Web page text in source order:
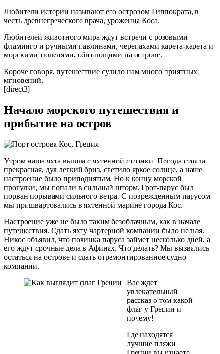
Любители истории называют его островом Гиппократа, в
честь древнегреческого врача, уроженца Коса.
Любителей животного мира ждут встречи с розовыми
фламинго и ручными павлинами, черепахами карета-карета и
морскими тюленями, обитающими на острове.
Короче говоря, путешествие сулило нам много приятных
мгновений.
[direct3]
Начало морского путешествия и
прибытие на остров
Утром наша яхта вышла с яхтенной стоянки. Погода стояла
прекрасная, дул легкий бриз, светило яркое солнце, а наше
настроение было приподнятым. Но к концу морской
прогулки, мы попали в сильный шторм. Грот-парус был
порван порывами сильного ветра. С поврежденным парусом
мы пришвартовались в яхтенной марине города Кос.
Настроение уже не было таким безоблачным, как в начале
путешествия. Сдать яхту чартерной компании было нельзя.
Никос объявил, что починка паруса займет несколько дней, а
его ждут срочные дела в Афинах. Что делать? Мы вызвались
остаться на острове и сдать отремонтированное судно
компании.
Вас ждет
увлекательный
рассказ о том какой
флаг у Греции и
почему!
Где находятся
лучшие пляжи
Греции вы узнаете,